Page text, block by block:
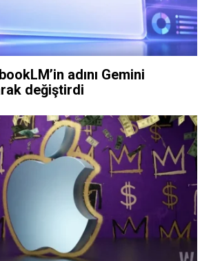
adını Gemini
değiştirdi